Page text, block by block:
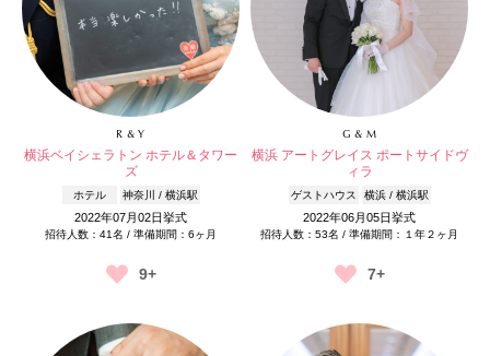
R & Y
横浜ベイシェラトン ホテル＆タワー
ズ
ホテル 神奈川 / 横浜駅
2022年07月02日挙式
招待人数：41名 / 準備期間：6ヶ月
9+
G & M
横浜 アートグレイス ポートサイドヴ
ィラ
ゲストハウス 横浜 / 横浜駅
2022年06月05日挙式
招待人数：53名 / 準備期間：１年２ヶ月
7+